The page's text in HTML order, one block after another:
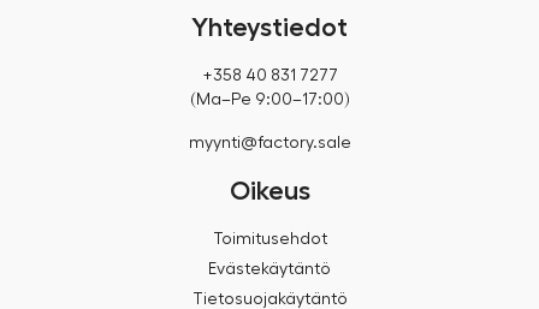
Yhteystiedot
+358 40 831 7277
(Ma–Pe 9:00–17:00)
myynti@factory.sale
Oikeus
Toimitusehdot
Evästekäytäntö
Tietosuojakäytäntö